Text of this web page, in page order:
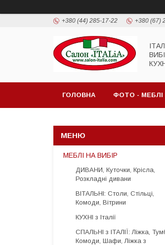
+380 (44) 285-17-22 +380 (67)
ГОЛОВНА ФОТО - МЕБЛІ
МЕБЛІ НА ВИБІР
ДИВАНИ, Куточки, Крісла,
Розкладні дивани
ВІТАЛЬНІ: Столи, Стільці,
Комоди, Вітрини
КУХНІ з Італії
СПАЛЬНІ з ІТАЛІЇ: Ліжка,
Комоди, Шафи, Ліжка з